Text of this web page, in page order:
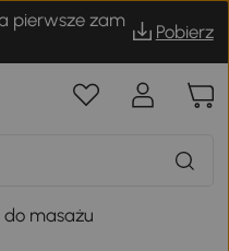
pierwsze zam
Pobierz
masażu